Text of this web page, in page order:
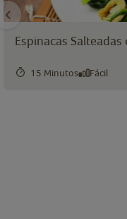
Espinacas
15 Minutos Fácil